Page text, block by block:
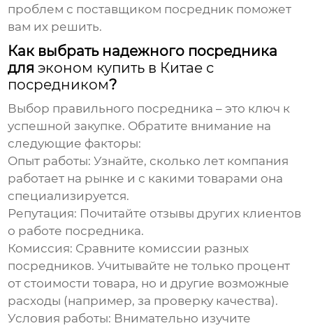
проблем с поставщиком посредник поможет
вам их решить.
Как выбрать надежного посредника
дляэконом купить в Китае с
посредником?
Выбор правильного посредника – это ключ к
успешной закупке. Обратите внимание на
следующие факторы:
Опыт работы: Узнайте, сколько лет компания
работает на рынке и с какими товарами она
специализируется.
Репутация: Почитайте отзывы других клиентов
о работе посредника.
Комиссия: Сравните комиссии разных
посредников. Учитывайте не только процент
от стоимости товара, но и другие возможные
расходы (например, за проверку качества).
Условия работы: Внимательно изучите